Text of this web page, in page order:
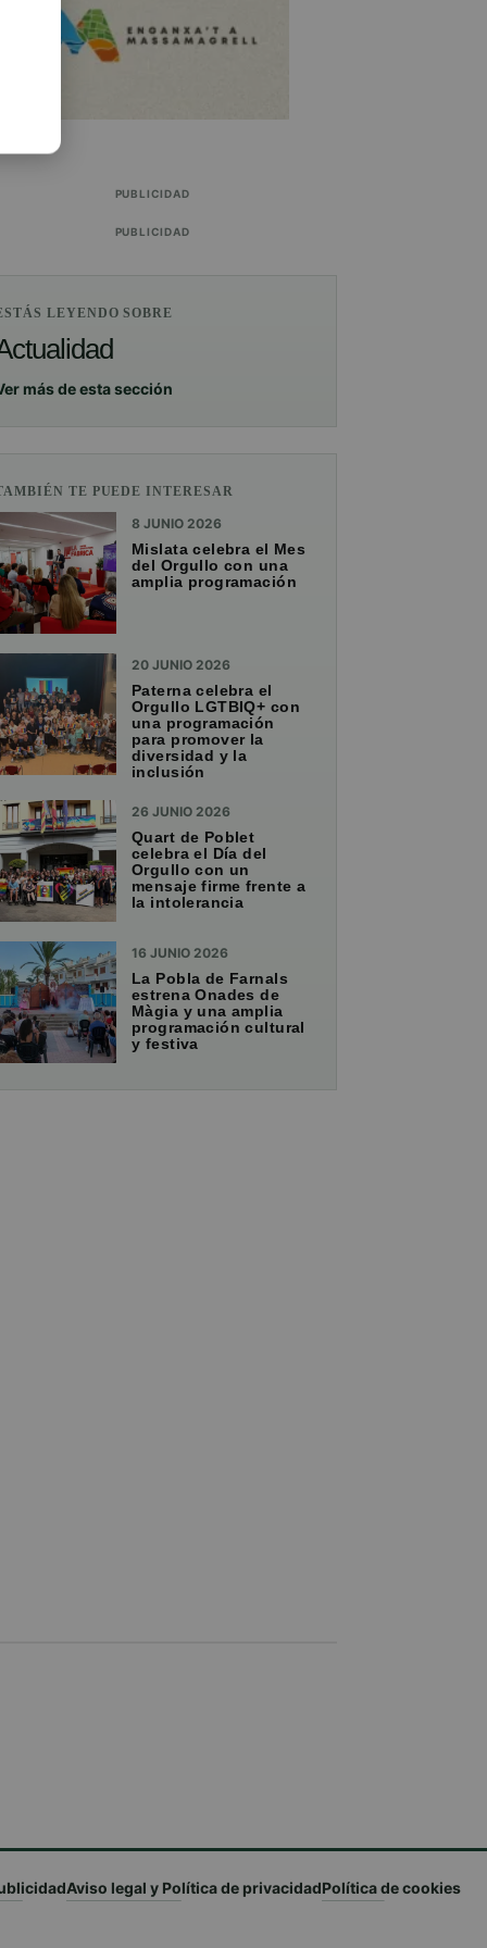
PUBLICIDAD
PUBLICIDAD
LEYENDO SOBRE
más de esta sección
TE PUEDE INTERESAR
8 JUNIO 2026
Mislata celebra el Mes
del Orgullo con una
amplia programación
20 JUNIO 2026
Paterna celebra el
Orgullo LGTBIQ+ con
una programación
para promover la
diversidad y la
inclusión
26 JUNIO 2026
Quart de Poblet
celebra el Día del
Orgullo con un
mensaje firme frente a
la intolerancia
16 JUNIO 2026
La Pobla de Farnals
estrena Onades de
Màgia y una amplia
programación cultural
y festiva
Aviso legal y Política de privacidadPolítica de cookies